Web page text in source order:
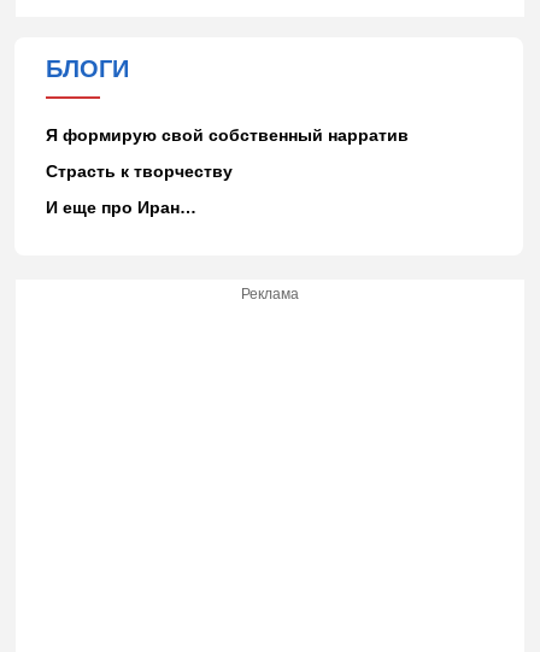
БЛОГИ
Я формирую свой собственный нарратив
Страсть к творчеству
И еще про Иран…
Реклама